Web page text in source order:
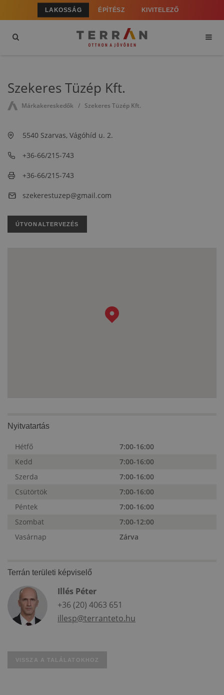
LAKOSSÁG ÉPÍTÉSZ KIVITELEZŐ
Szekeres Tüzép Kft.
Márkakereskedők Szekeres Tüzép Kft.
5540 Szarvas, Vágóhíd u. 2.
+36-66/215-743
+36-66/215-743
szekerestuzep@gmail.com
ÚTVONALTERVEZÉS
Nyitvatartás
Hétfő
7:00-16:00
Kedd
7:00-16:00
Szerda
7:00-16:00
Csütörtök
7:00-16:00
Péntek
7:00-16:00
Szombat
7:00-12:00
Vasárnap
Zárva
Terrán területi képviselő
Illés Péter
+36 (20) 4063 651
illesp@terranteto.hu
VISSZA A TALÁLATOKHOZ